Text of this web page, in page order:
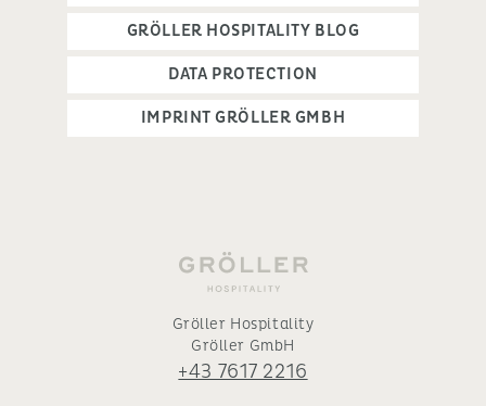
GRÖLLER HOSPITALITY BLOG
DATA PROTECTION
IMPRINT GRÖLLER GMBH
Gröller Hospitality
Gröller GmbH
+43 7617 2216